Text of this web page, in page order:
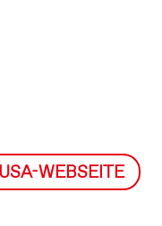
WEBSEITE